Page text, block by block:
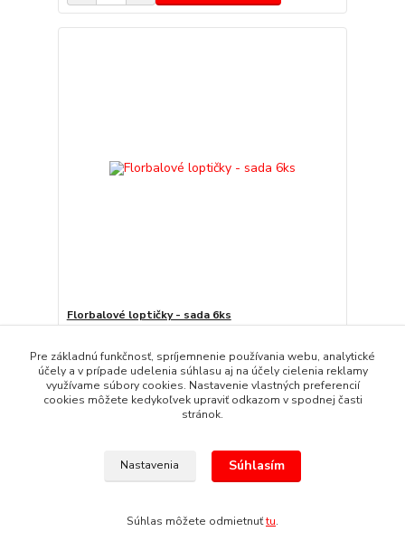
Florbalové loptičky - sada 6ks
€ 7,83bez DPH
Pridať do košíka
Pre základnú funkčnosť, spríjemnenie používania webu, analytické
účely a v prípade udelenia súhlasu aj na účely cielenia reklamy
využívame súbory cookies. Nastavenie vlastných preferencií
cookies môžete kedykoľvek upraviť odkazom v spodnej časti
stránok.
Nastavenia Súhlasím
Súhlas môžete odmietnuťtu.